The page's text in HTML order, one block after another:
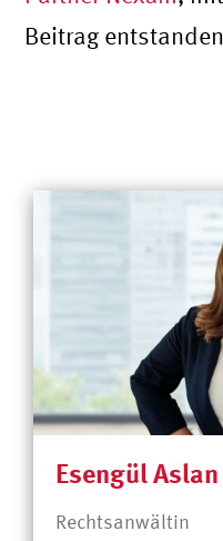
Beitrag
Esengül Aslan
Rechtsanwältin